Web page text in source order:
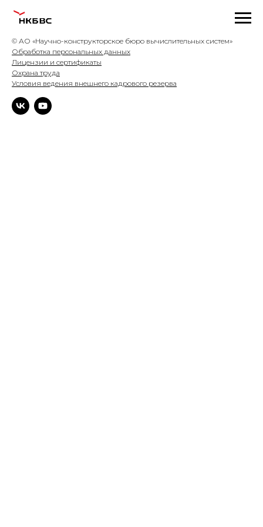
© АО «Научно-конструкторское бюро вычислительных систем»
Обработка персональных данных
Лицензии и сертификаты
Охрана труда
Условия ведения внешнего кадрового резерва